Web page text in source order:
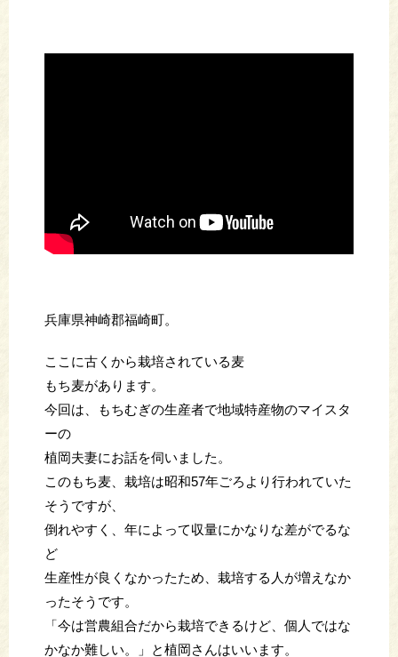
兵庫県神崎郡福崎町。
ここに古くから栽培されている麦
もち麦があります。
今回は、もちむぎの生産者で地域特産物のマイスタ
ーの
植岡夫妻にお話を伺いました。
このもち麦、栽培は昭和57年ごろより行われていた
そうですが、
倒れやすく、年によって収量にかなりな差がでるな
ど
生産性が良くなかったため、栽培する人が増えなか
ったそうです。
「今は営農組合だから栽培できるけど、個人ではな
かなか難しい。」と植岡さんはいいます。